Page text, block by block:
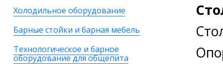
Холодильное оборудование
Барные стойки и барная мебель
Технологическое и барное
оборудование для общепита